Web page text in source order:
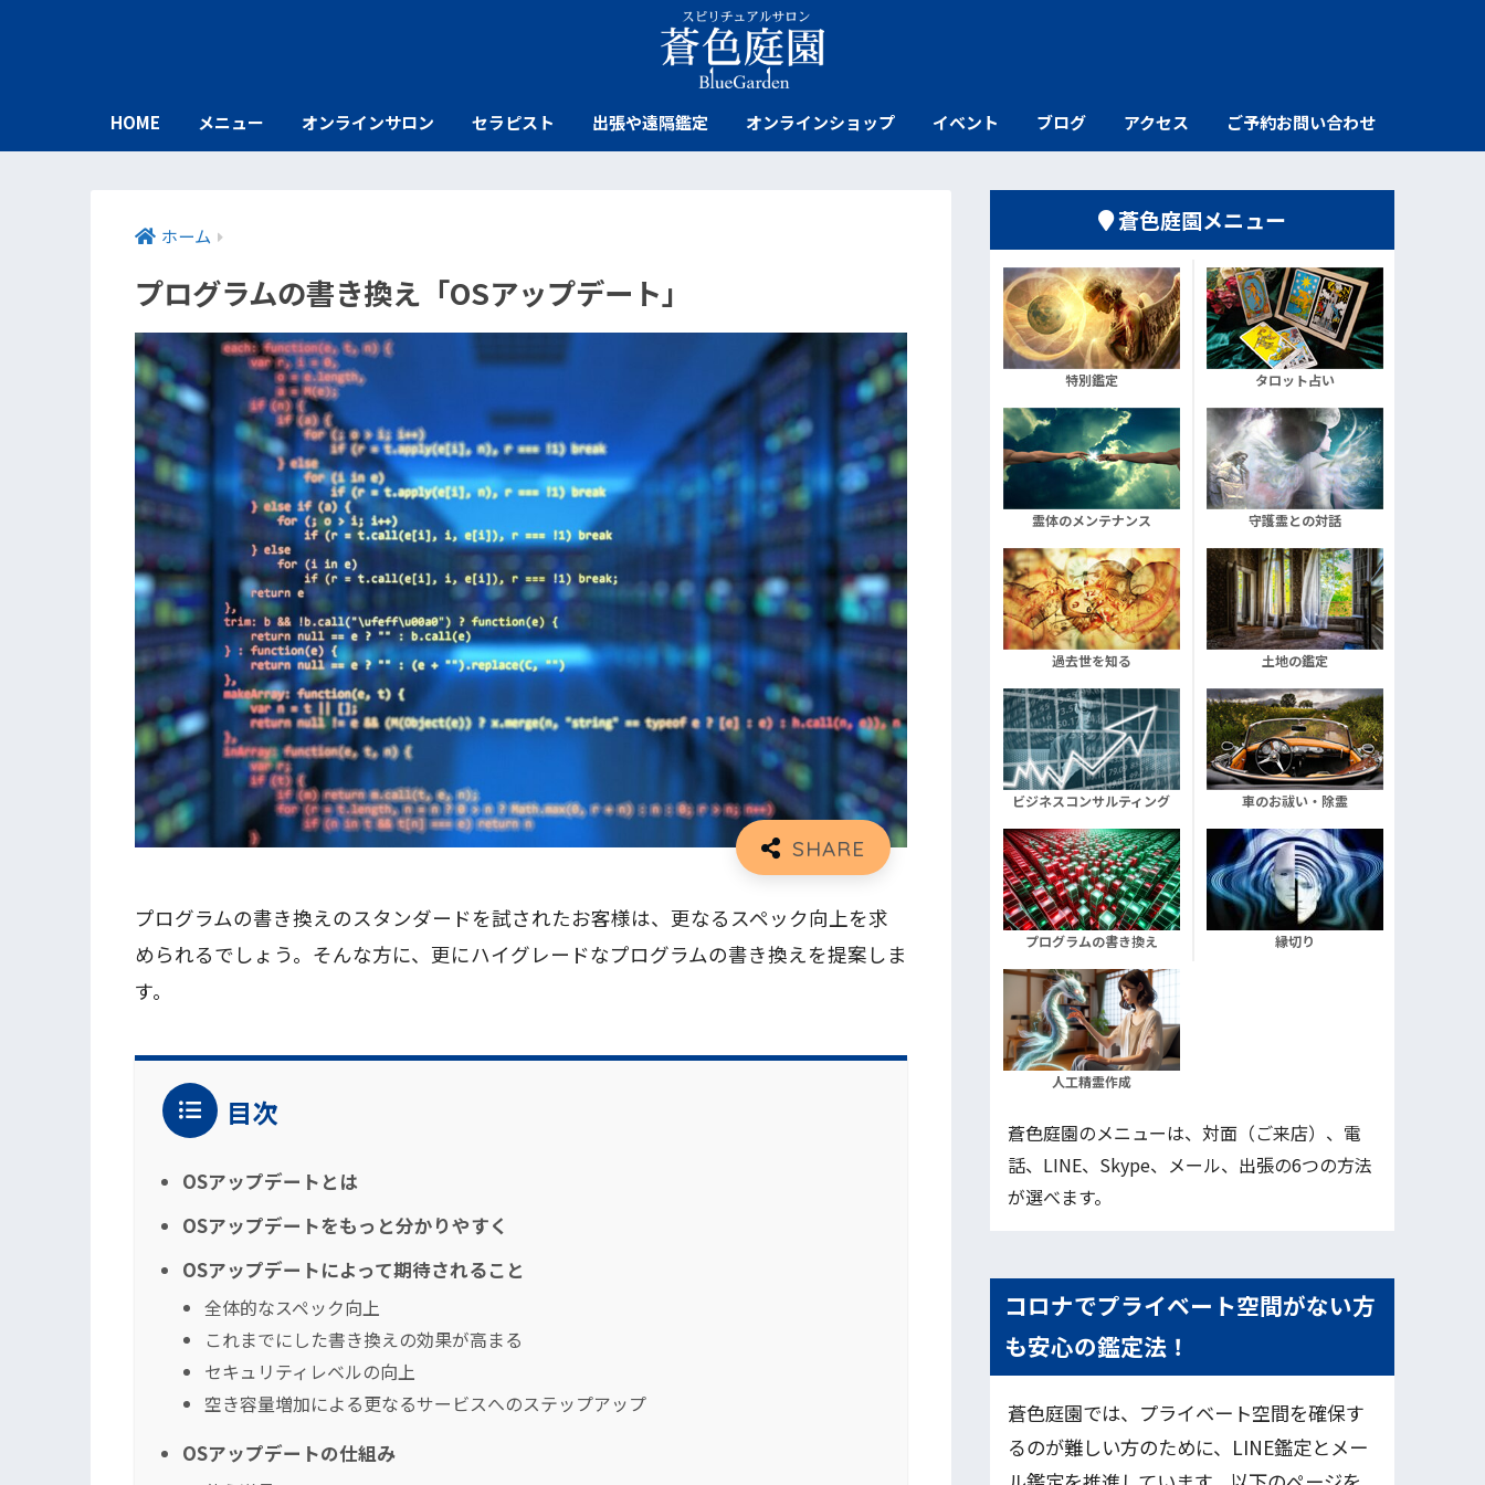
HOME メニュー オンラインサロン セラピスト 出張や遠隔鑑定 オンラインショップ イベント ブログ アクセス ご予約お問い合わせ
ホーム
プログラムの書き換え「OSアップデート」
プログラムの書き換えのスタンダードを試されたお客様は、更なるスペック向上を求
められるでしょう。そんな方に、更にハイグレードなプログラムの書き換えを提案しま
す。
目次
OSアップデートとは
OSアップデートをもっと分かりやすく
OSアップデートによって期待されること
全体的なスペック向上
これまでにした書き換えの効果が高まる
セキュリティレベルの向上
空き容量増加による更なるサービスへのステップアップ
OSアップデートの仕組み
蒼色庭園メニュー
特別鑑定 タロット占い
霊体のメンテナンス 守護霊との対話
過去世を知る 土地の鑑定
ビジネスコンサルティング 車のお祓い・除霊
プログラムの書き換え 縁切り
人工精霊作成
蒼色庭園のメニューは、対面（ご来店）、電
話、LINE、Skype、メール、出張の6つの方法
が選べます。
コロナでプライベート空間がない方
も安心の鑑定法！
蒼色庭園では、プライベート空間を確保す
るのが難しい方のために、LINE鑑定とメー